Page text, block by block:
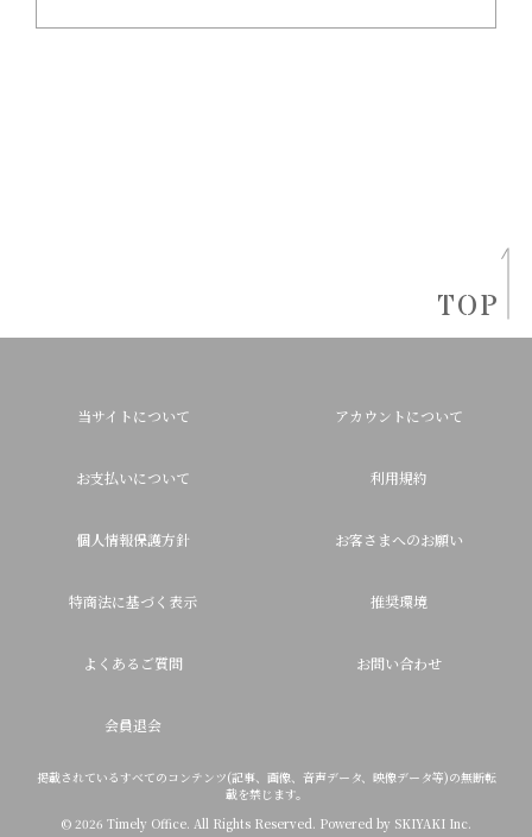
TOP
当サイトについて アカウントについて
お支払いについて 利用規約
個人情報保護方針 お客さまへのお願い
特商法に基づく表示 推奨環境
よくあるご質問 お問い合わせ
会員退会
掲載されているすべてのコンテンツ(記事、画像、音声データ、映像データ等)の無断転
載を禁じます。
© 2026 Timely Office. All Rights Reserved. Powered by SKIYAKI Inc.